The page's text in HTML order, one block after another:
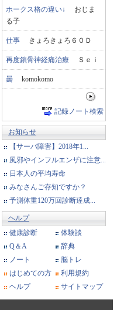
ホークス格の違い↓ おじま
る子
仕事 きょろきょろ６０Ｄ
再度鎖骨神経痛治療 Ｓｅｉ
曇 komokomo
記録ノート検索
お知らせ
【サーバ障害】2018年1...
風邪やインフルエンザに注意...
日本人の平均寿命
みなさんご存知ですか？
予測体重120万回診断達成...
ヘルプ
健康診断
体験談
Q＆A
辞典
ノート
脳トレ
はじめての方
利用規約
ヘルプ
サイトマップ